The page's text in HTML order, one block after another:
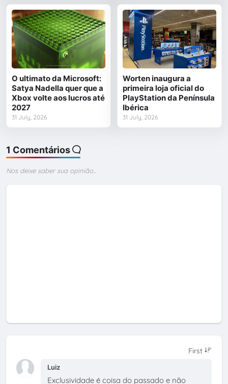
O ultimato da Microsoft:
Satya Nadella quer que a
Xbox volte aos lucros até
2027
31 July, 2026
Worten inaugura a
primeira loja oficial do
PlayStation da Península
Ibérica
31 July, 2026
1 Comentários
Nos deixe saber sua opinião...
Luiz
Exclusividade é coisa do passado e não